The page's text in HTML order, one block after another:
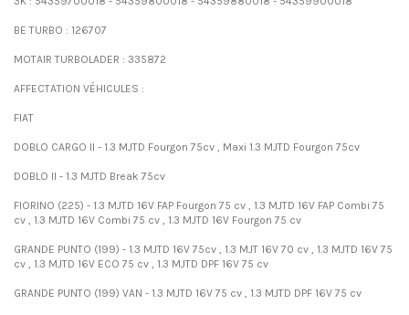
BE TURBO : 126707
MOTAIR TURBOLADER : 335872
AFFECTATION VÉHICULES :
FIAT
DOBLO CARGO II - 1.3 MJTD Fourgon 75cv , Maxi 1.3 MJTD Fourgon 75cv
DOBLO II - 1.3 MJTD Break 75cv
FIORINO (225) - 1.3 MJTD 16V FAP Fourgon 75 cv , 1.3 MJTD 16V FAP Combi 75
cv , 1.3 MJTD 16V Combi 75 cv , 1.3 MJTD 16V Fourgon 75 cv
GRANDE PUNTO (199) - 1.3 MJTD 16V 75cv , 1.3 MJT 16V 70 cv , 1.3 MJTD 16V 75
cv , 1.3 MJTD 16V ECO 75 cv , 1.3 MJTD DPF 16V 75 cv
GRANDE PUNTO (199) VAN - 1.3 MJTD 16V 75 cv , 1.3 MJTD DPF 16V 75 cv